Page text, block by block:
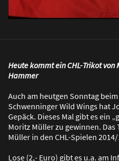
Heute kommt ein CHL-Trikot von
Hammer
Auch am heutgen Sonntag
Schwenninger Wild Wings hat
Gepäck. Dieses Mal gibt es ein
Moritz Müller zu gewinnen.
Müller in den CHL-Spielen
Lose (2,- Euro) gibt es u.a. am